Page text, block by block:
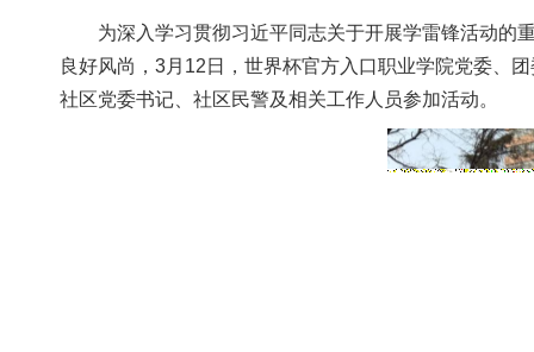
为深入学习贯彻习近平同志关于开展学雷锋活动的
良好风尚，3月12日，世界杯官方入口职业学院党委
社区党委书记、社区民警及相关工作人员参加活动。